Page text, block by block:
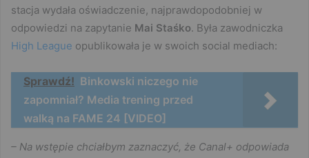
stacja wydała oświadczenie, najprawdopodobniej w
odpowiedzi na zapytanie Mai Staśko. Była zawodniczka
High League opublikowała je w swoich social mediach:
Sprawdź! Binkowski niczego nie
zapomniał? Media trening przed
walką na FAME 24 [VIDEO]
– Na wstępie chciałbym zaznaczyć, że Canal+ odpowiada